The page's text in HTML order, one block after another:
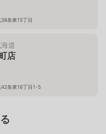
条東15丁目
道
店
条東16丁目1-5